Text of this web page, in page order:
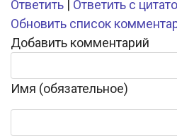
Ответить | Ответить с
Обновить список
Добавить комментарий
Имя (обязательное)